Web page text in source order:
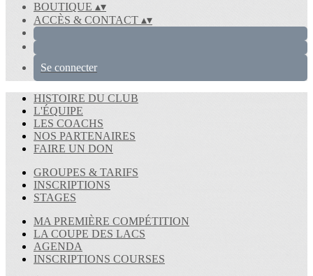
BOUTIQUE ▴▾
ACCÈS & CONTACT ▴▾
Se connecter
HISTOIRE DU CLUB
L'ÉQUIPE
LES COACHS
NOS PARTENAIRES
FAIRE UN DON
GROUPES & TARIFS
INSCRIPTIONS
STAGES
MA PREMIÈRE COMPÉTITION
LA COUPE DES LACS
AGENDA
INSCRIPTIONS COURSES